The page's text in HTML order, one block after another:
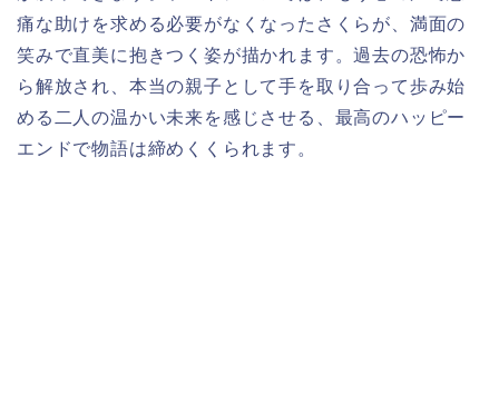
痛な助けを求める必要がなくなったさくらが、満面の
笑みで直美に抱きつく姿が描かれます。過去の恐怖か
ら解放され、本当の親子として手を取り合って歩み始
める二人の温かい未来を感じさせる、最高のハッピー
エンドで物語は締めくくられます。